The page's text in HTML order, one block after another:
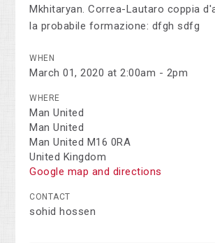
Mkhitaryan. Correa-Lautaro coppia
la probabile formazione: dfgh sdfg
WHEN
March 01, 2020 at 2:00am - 2pm
WHERE
Man United
Man United
Man United M16 0RA
United Kingdom
Google map and directions
CONTACT
sohid hossen